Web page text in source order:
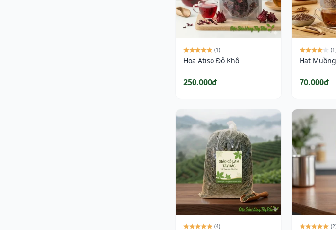
(1)
Hoa Atiso Đỏ Khô
250.000đ
(1)
Hạt Muồng
70.000đ
(4) (2)